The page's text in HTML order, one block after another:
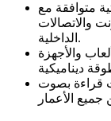
متوافقة مع
والاتصالات
الداخلية.
والأجهزة
قراءة بصوت